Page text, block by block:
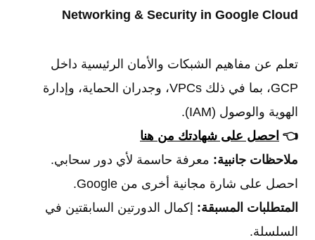
Networking & Security in Google Cloud
تعلم عن مفاهيم الشبكات والأمان الرئيسية داخل
GCP، بما في ذلك VPCs، وجدران الحماية، وإدارة
الهوية والوصول (IAM).
👈 احصل على شهادتك من هنا
ملاحظات جانبية: معرفة حاسمة لأي دور سحابي.
احصل على شارة مجانية أخرى من Google.
المتطلبات المسبقة: إكمال الدورتين السابقتين في
السلسلة.